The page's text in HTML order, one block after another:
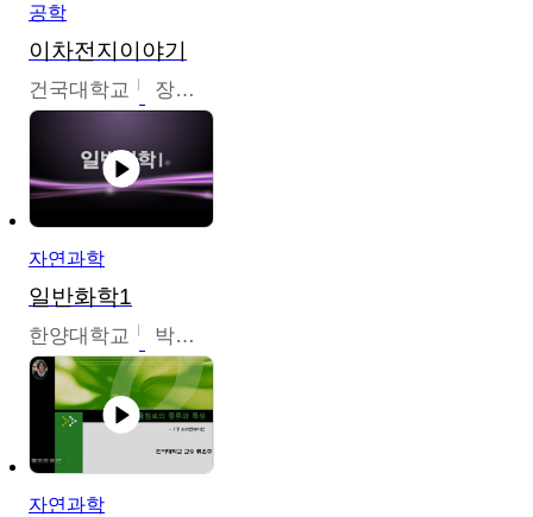
공학
이차전지이야기
건국대학교 장호현
자연과학
일반화학1
한양대학교 박경호
자연과학